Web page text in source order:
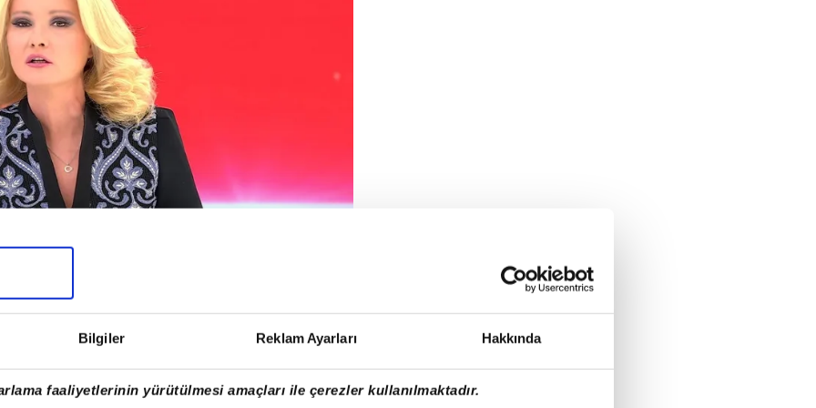
Bilgiler Reklam Ayarları Hakkında
faaliyetlerinin yürütülmesi amaçları ile çerezler kullanılmaktadır.
kullanıcılarını da düşünen ATV, 2025
ekranlarından değil, aynı zamandaresmi
de izleyiciyle buluşturuyor.